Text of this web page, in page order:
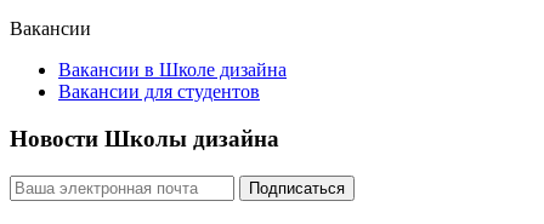
Вакансии
Вакансии в Школе дизайна
Вакансии для студентов
Новости Школы дизайна